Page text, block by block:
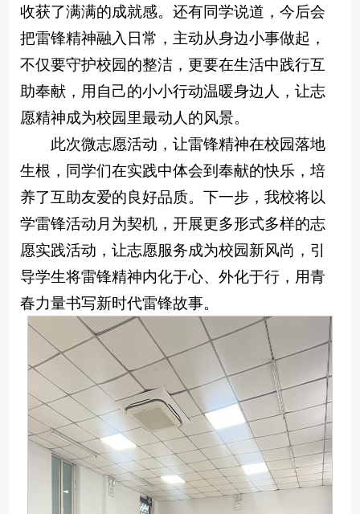
收获了满满的成就感。还有同学说道，今后会
把雷锋精神融入日常，主动从身边小事做起，
不仅要守护校园的整洁，更要在生活中践行互
助奉献，用自己的小小行动温暖身边人，让志
愿精神成为校园里最动人的风景。
此次微志愿活动，让雷锋精神在校园落地
生根，同学们在实践中体会到奉献的快乐，培
养了互助友爱的良好品质。下一步，我校将以
学雷锋活动月为契机，开展更多形式多样的志
愿实践活动，让志愿服务成为校园新风尚，引
导学生将雷锋精神内化于心、外化于行，用青
春力量书写新时代雷锋故事。